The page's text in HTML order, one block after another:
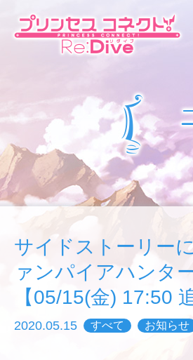
サイドストーリー
ァンパイアハンタ
【05/15(金) 17:50
2020.05.15 すべて お知らせ